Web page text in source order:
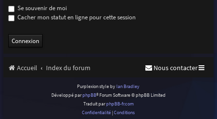
Se souvenir de moi
Cacher mon statut en ligne pour cette session
Accueil Index du forum Nous contacter
Purplexion style by Ian Bradley
Développé parphpBB® Forum Software © phpBB Limited
Traduit parphpBB-fr.com
Confidentialité |Conditions